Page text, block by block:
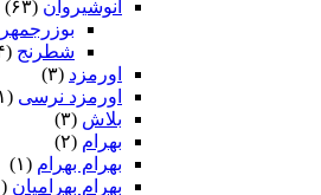
انوشیروان (۶۳)
بوزرجمهر
شطرنج (۴)
اورمزد (۳)
اورمزد نرسى‏ (۱)
بلاش (۳)
بهرام (۲)
بهرام بهرام (۱)
بهرام بهرامیان‏ (۱)